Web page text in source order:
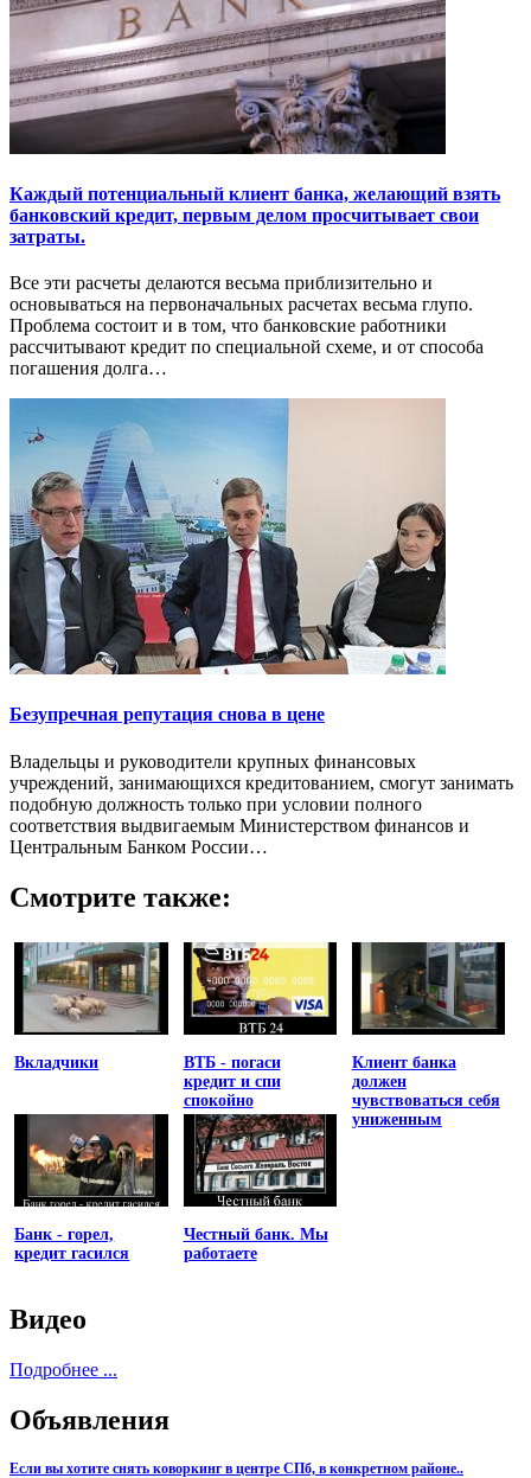
Каждый потенциальный клиент банка, желающий взять
банковский кредит, первым делом просчитывает свои
затраты.
Все эти расчеты делаются весьма приблизительно и
основываться на первоначальных расчетах весьма глупо.
Проблема состоит и в том, что банковские работники
рассчитывают кредит по специальной схеме, и от способа
погашения долга…
Безупречная репутация снова в цене
Владельцы и руководители крупных финансовых
учреждений, занимающихся кредитованием, смогут занимать
подобную должность только при условии полного
соответствия выдвигаемым Министерством финансов и
Центральным Банком России…
Смотрите также:
Вкладчики
ВТБ - погаси
кредит и спи
спокойно
Клиент банка
должен
чувствоваться себя
униженным
Банк - горел,
кредит гасился
Честный банк. Мы
работаете
Видео
Подробнее ...
Объявления
Если вы хотите снять коворкинг в центре СПб, в конкретном районе..